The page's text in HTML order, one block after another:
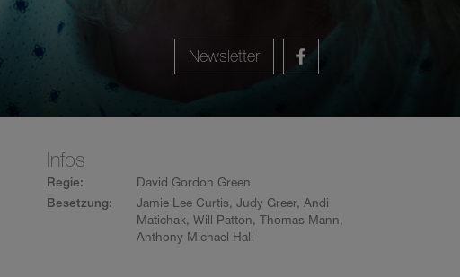
Newsletter
Infos
Regie:
David Gordon Green
Besetzung:
Jamie Lee Curtis, Judy Greer, Andi
Matichak, Will Patton, Thomas Mann,
Anthony Michael Hall